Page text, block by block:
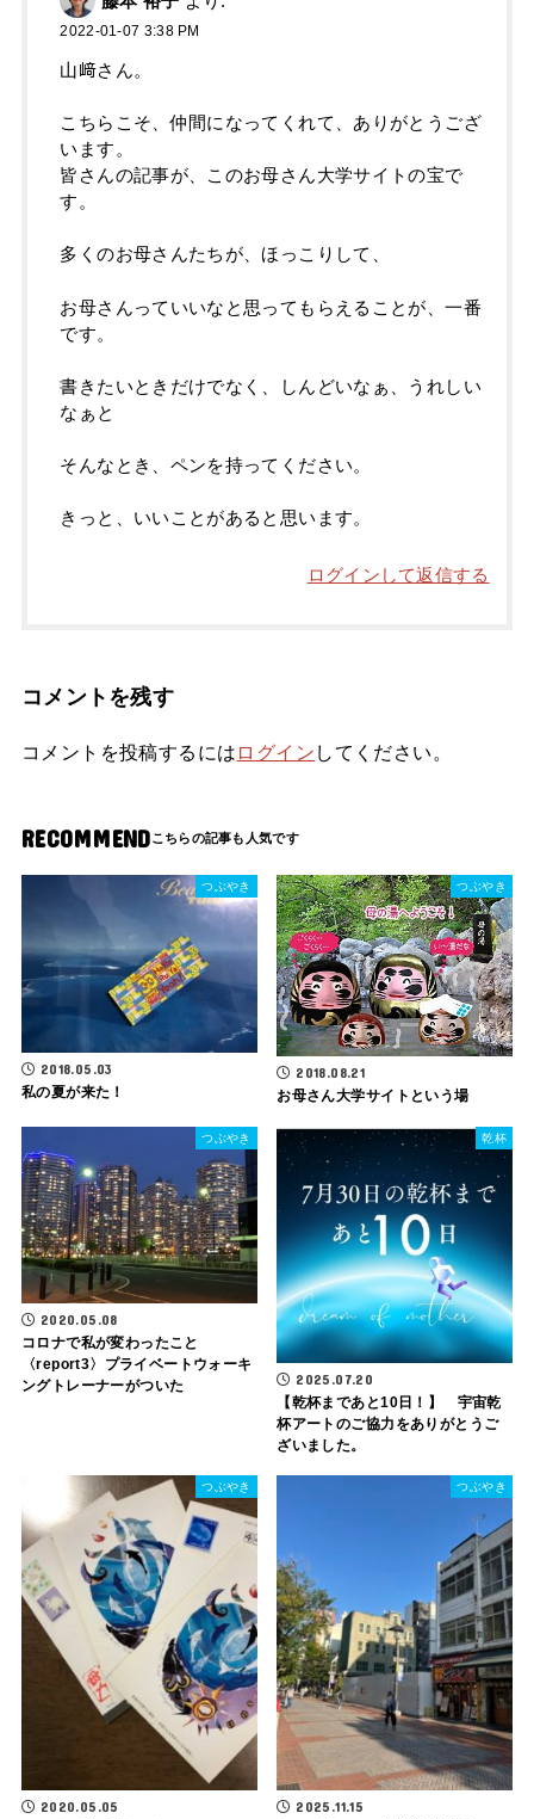
2022-01-07 3:38 PM
山﨑さん。
こちらこそ、仲間になってくれて、ありがとうござ
います。
皆さんの記事が、このお母さん大学サイトの宝で
す。
多くのお母さんたちが、ほっこりして、
お母さんっていいなと思ってもらえることが、一番
です。
書きたいときだけでなく、しんどいなぁ、うれしい
なぁと
そんなとき、ペンを持ってください。
きっと、いいことがあると思います。
ログインして返信する
コメントを残す
コメントを投稿するには ログイン してください。
RECOMMEND
つぶやき
2018.05.03
私の夏が来た！
つぶやき
2018.08.21
お母さん大学サイトという場
つぶやき
2020.05.08
コロナで私が変わったこと
〈report3〉プライベートウォーキ
ングトレーナーがついた
乾杯
2025.07.20
【乾杯まであと10日！】 宇宙乾
杯アートのご協力をありがとうご
ざいました。
つぶやき
2020.05.05
つぶやき
2025.11.15